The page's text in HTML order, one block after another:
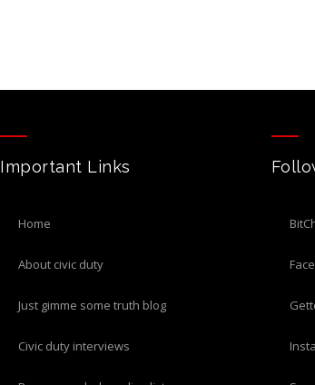
Important Links
home
about civic duty
just gimme some truth blog
civic duty interviews